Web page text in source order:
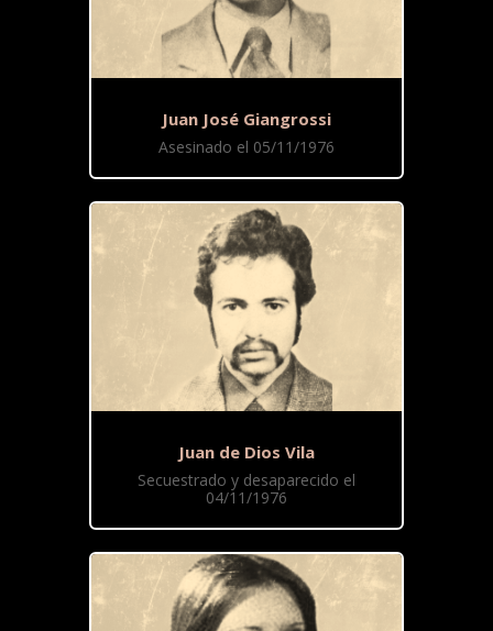
Juan José Giangrossi
Asesinado el 05/11/1976
Juan de Dios Vila
Secuestrado y desaparecido el
04/11/1976